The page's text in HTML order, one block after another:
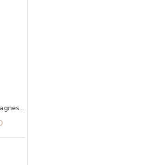
GARNIER Mineral Magnesium Ultra dry roll on dezodorans 50ml